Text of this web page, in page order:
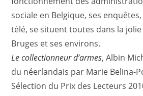
sociale en Belgique, ses
télé, se situent toutes dans la
Bruges et ses environs.
Le collectionneur d’armes, Albin
du néerlandais par Marie Belina-
Sélection du Prix des Lecteurs